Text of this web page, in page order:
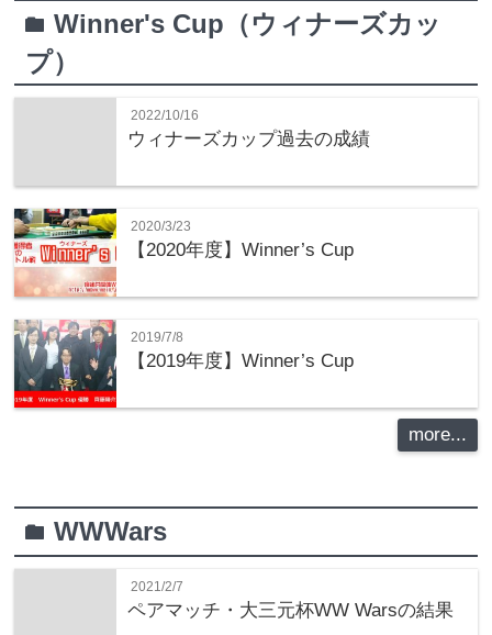
folderWinner's Cup（ウィナーズカッ
プ）
2022/10/16
ウィナーズカップ過去の成績
2020/3/23
【2020年度】Winner’s Cup
2019/7/8
【2019年度】Winner’s Cup
more...
folderWWWars
2021/2/7
ペアマッチ・大三元杯WW Warsの結果